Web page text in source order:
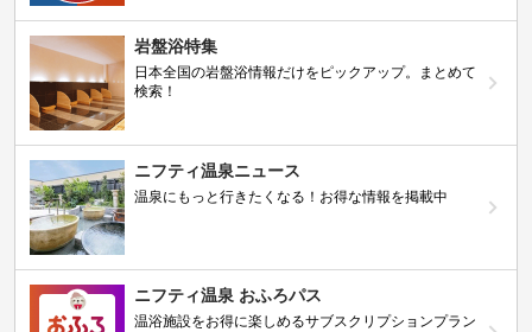
岩盤浴特集
日本全国の岩盤浴情報だけをピックアップ。まとめて
検索！
ニフティ温泉ニュース
温泉にもっと行きたくなる！お得な情報を掲載中
ニフティ温泉 おふろパス
温浴施設をお得に楽しめるサブスクリプションプラン